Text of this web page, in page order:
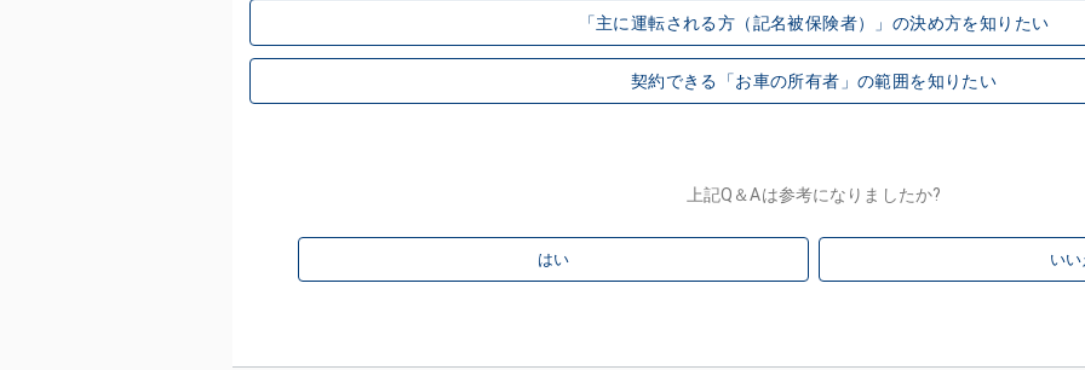
「主に運転される方（記名被保険者）」の決め方を知りたい
契約できる「お車の所有者」の範囲を知りたい
上記Q＆Aは参考になりましたか?
はい い